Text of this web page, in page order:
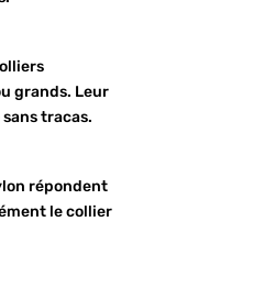
grands. Leur
tracas.
répondent
le collier